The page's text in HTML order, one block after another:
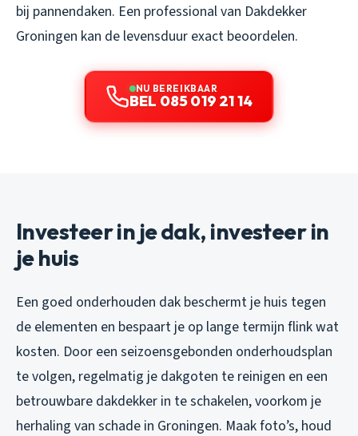
bij pannendaken. Een professional van Dakdekker
Groningen kan de levensduur exact beoordelen.
NU BEREIKBAAR
BEL 085 019 21 14
Investeer in je dak, investeer in
je huis
Een goed onderhouden dak beschermt je huis tegen
de elementen en bespaart je op lange termijn flink wat
kosten. Door een seizoensgebonden onderhoudsplan
te volgen, regelmatig je dakgoten te reinigen en een
betrouwbare dakdekker in te schakelen, voorkom je
herhaling van schade in Groningen. Maak foto’s, houd